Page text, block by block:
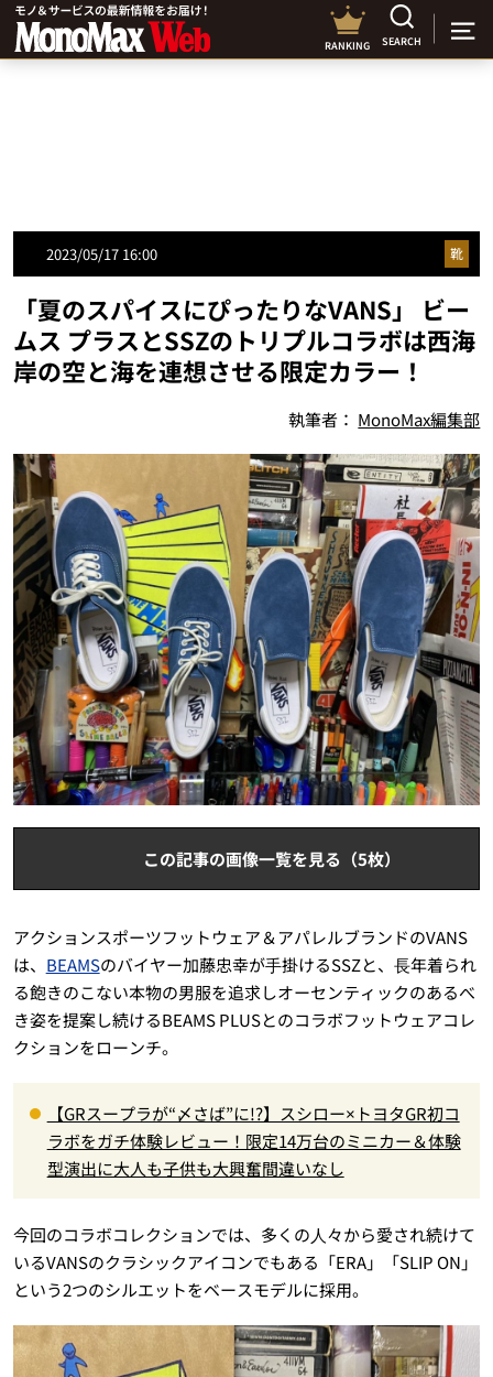
RANKING SEARCH
2023/05/17 16:00 靴
「夏のスパイスにぴったりなVANS」 ビー
ムス プラスとSSZのトリプルコラボは西海
岸の空と海を連想させる限定カラー！
執筆者： MonoMax編集部
この記事の画像一覧を見る（5枚）
アクションスポーツフットウェア＆アパレルブランドのVANS
は、 BEAMSのバイヤー加藤忠幸が⼿掛けるSSZと、⻑年着られ
る飽きのこない本物の男服を追求しオーセンティックのあるべ
き姿を提案し続けるBEAMS PLUSとのコラボフットウェアコレ
クションをローンチ。
【GRスープラが“〆さば”に!?】スシロー×トヨタGR初コ
ラボをガチ体験レビュー！限定14万台のミニカー＆体験
型演出に大人も子供も大興奮間違いなし
今回のコラボコレクションでは、多くの⼈々から愛され続けて
いるVANSのクラシックアイコンでもある「ERA」「SLIP ON」
という2つのシルエットをベースモデルに採用。